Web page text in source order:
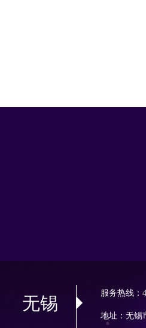
无锡
服务热线：
地址：无锡